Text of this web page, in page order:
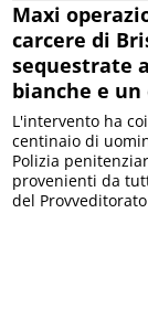
Maxi
carcere di
sequestrate
bianche e
L'intervento ha
centinaio di
Polizia
provenienti da
del Provveditorato